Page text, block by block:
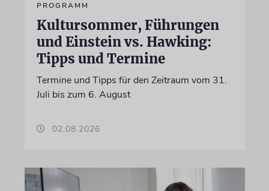
PROGRAMM
Kultursommer, Führungen
und Einstein vs. Hawking:
Tipps und Termine
Termine und Tipps für den Zeitraum vom 31.
Juli bis zum 6. August
02.08.2026